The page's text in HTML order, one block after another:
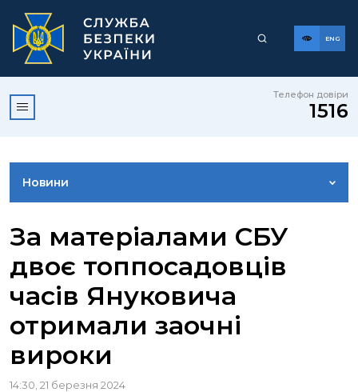
ENG
Телефон довіри
1516
Новини
ВІДЕОГАЛЕРЕЯ
КОНТАКТИ ПРЕСЦЕНТРУ
За матеріалами СБУ
двоє топпосадовців
часів Януковича
отримали заочні
вироки
14:30, 21 березня 2024